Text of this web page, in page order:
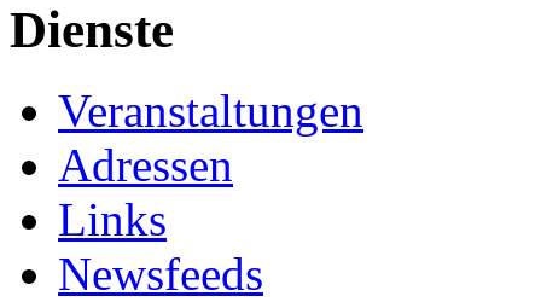
Dienste
Veranstaltungen
Adressen
Links
Newsfeeds